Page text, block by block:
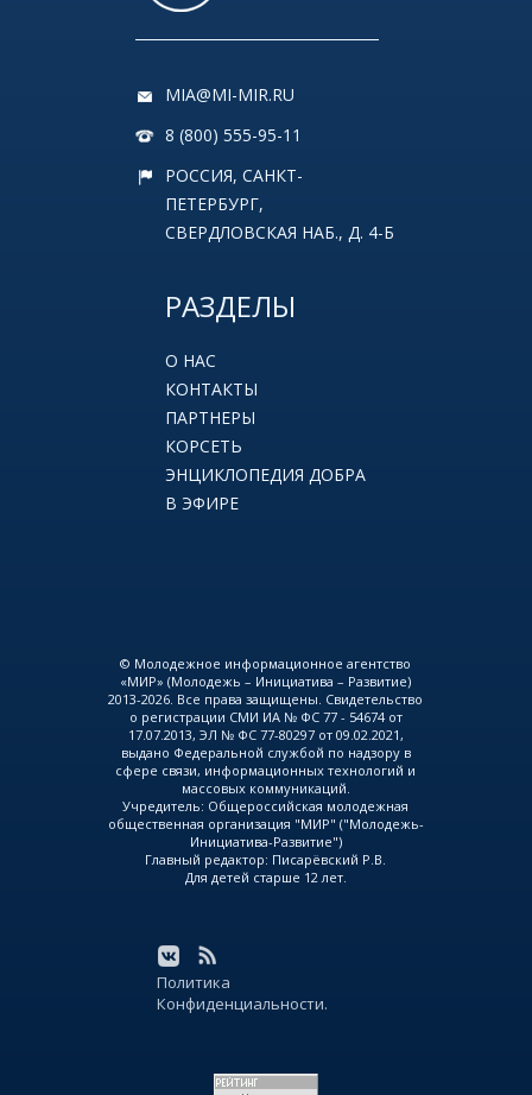
MIA@MI-MIR.RU
8 (800) 555-95-11
РОССИЯ, САНКТ-
ПЕТЕРБУРГ,
СВЕРДЛОВСКАЯ НАБ., Д. 4-Б
РАЗДЕЛЫ
О НАС
КОНТАКТЫ
ПАРТНЕРЫ
КОРСЕТЬ
ЭНЦИКЛОПЕДИЯ ДОБРА
В ЭФИРЕ
© Молодежное информационное агентство
«МИР» (Молодежь – Инициатива – Развитие)
2013-2026. Все права защищены. Свидетельство
о регистрации СМИ ИА № ФС 77 - 54674 от
17.07.2013, ЭЛ № ФС 77-80297 от 09.02.2021,
выдано Федеральной службой по надзору в
сфере связи, информационных технологий и
массовых коммуникаций.
Учредитель: Общероссийская молодежная
общественная организация "МИР" ("Молодежь-
Инициатива-Развитие")
Главный редактор: Писарёвский Р.В.
Для детей старше 12 лет.
Политика
Конфиденциальности.